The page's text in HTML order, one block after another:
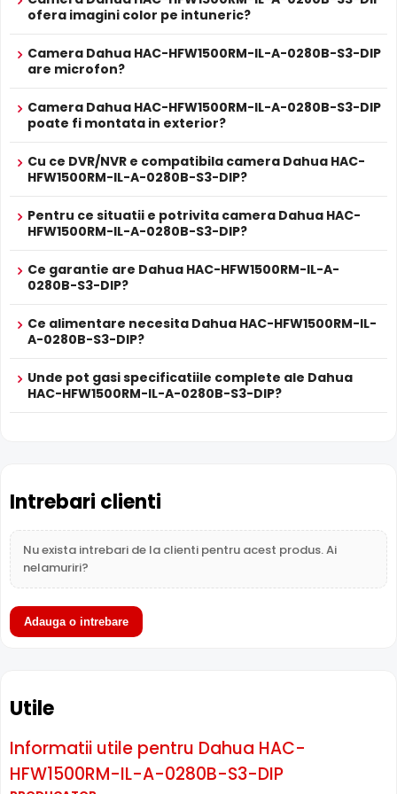
Filtru IR Mecanic (ICR)
Dahua HAC-HFW1500RM-IL-A-0280B-S3-DIP are un
IR mecanic autoretractabilce filtreaza lumina in
culoare, iar pe timpul noptii acesta este retras pentru a
permite luminii IR sa treaca, imbunatatind vizibilitatea.
automat intensitatea iluminatorului in infrarosu in functie
de distanta obiectului, eliminand riscul de suprasaturare
a imaginii la distante mici.
Prospect
Dahua HAC-HFW1500RM-IL-A-0280B-S3-DIP
* Specificatiile tehnice ale produsului Dahua HAC-HFW1500RM-IL-A-
ofera imagini color pe intuneric?
Camera Dahua HAC-HFW1500RM-IL-A-0280B-S3-DIP
are microfon?
Camera Dahua HAC-HFW1500RM-IL-A-0280B-S3-DIP
poate fi montata in exterior?
Cu ce DVR/NVR e compatibila camera Dahua HAC-
HFW1500RM-IL-A-0280B-S3-DIP?
Pentru ce situatii e potrivita camera Dahua HAC-
HFW1500RM-IL-A-0280B-S3-DIP?
Ce garantie are Dahua HAC-HFW1500RM-IL-A-
0280B-S3-DIP?
Ce alimentare necesita Dahua HAC-HFW1500RM-IL-
A-0280B-S3-DIP?
Unde pot gasi specificatiile complete ale Dahua
HAC-HFW1500RM-IL-A-0280B-S3-DIP?
Intrebari clienti
Nu exista intrebari de la clienti pentru acest produs. Ai
nelamuriri?
Adauga o intrebare
Utile
Informatii utile pentru Dahua HAC-
HFW1500RM-IL-A-0280B-S3-DIP